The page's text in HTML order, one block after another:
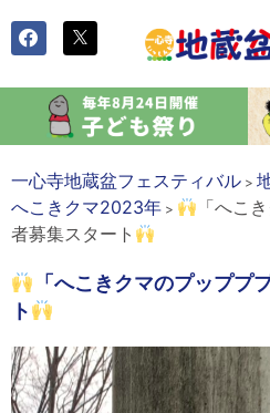
一心寺地蔵盆フェスティバル >
へこきクマ2023年 >
「へこ
者募集スタート
「へこきクマのプッププ
ト